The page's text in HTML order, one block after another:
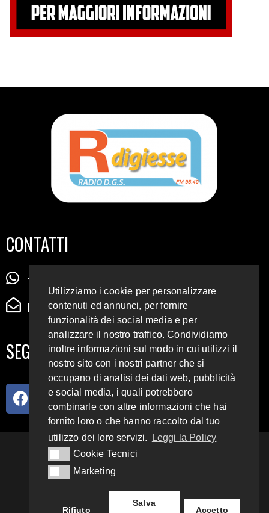
CONTATTI
+39 345 72 72 88 5
radiodigiesse@gmail.com
SEGUICI SUI SOCIAL
93.4 E 95.3 FM
Utilizziamo i cookie per personalizzare
contenuti ed annunci, per fornire
funzionalità dei social media e per
analizzare il nostro traffico. Condividiamo
inoltre informazioni sul modo in cui utilizzi il
nostro sito con i nostri partner che si
occupano di analisi dei dati web, pubblicità
e social media, i quali potrebbero
combinarle con altre informazioni che hai
fornito loro o che hanno raccolto dal tuo
utilizzo dei loro servizi.
Leggi la Policy
Cookie Tecnici
Cookie Tecnici
MarketingMarketing
Rifiuto
Salva
Accetto